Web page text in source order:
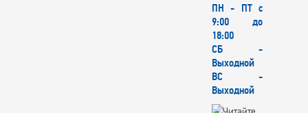
ПН - ПТ с
9:00 до
18:00
СБ -
Выходной
ВС -
Выходной